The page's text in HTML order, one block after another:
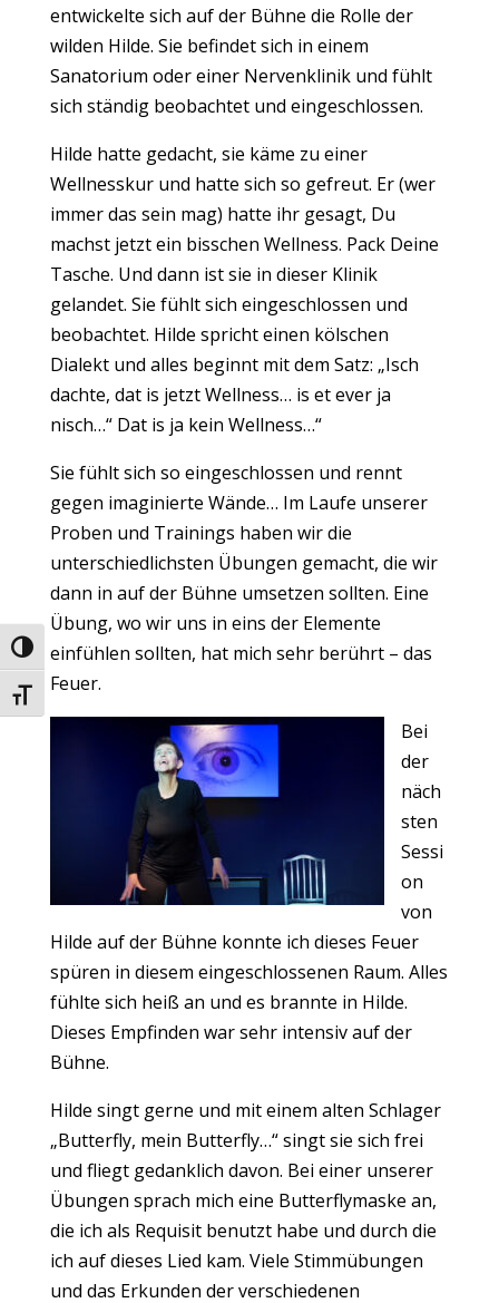
Umschalten auf hohe Kontraste
Schrift vergrößern
entwickelte sich auf der Bühne die Rolle der
wilden Hilde. Sie befindet sich in einem
Sanatorium oder einer Nervenklinik und fühlt
sich ständig beobachtet und eingeschlossen.
Hilde hatte gedacht, sie käme zu einer
Wellnesskur und hatte sich so gefreut. Er (wer
immer das sein mag) hatte ihr gesagt, Du
machst jetzt ein bisschen Wellness. Pack Deine
Tasche. Und dann ist sie in dieser Klinik
gelandet. Sie fühlt sich eingeschlossen und
beobachtet. Hilde spricht einen kölschen
Dialekt und alles beginnt mit dem Satz: „Isch
dachte, dat is jetzt Wellness… is et ever ja
nisch…“ Dat is ja kein Wellness…“
Sie fühlt sich so eingeschlossen und rennt
gegen imaginierte Wände… Im Laufe unserer
Proben und Trainings haben wir die
unterschiedlichsten Übungen gemacht, die wir
dann in auf der Bühne umsetzen sollten. Eine
Übung, wo wir uns in eins der Elemente
einfühlen sollten, hat mich sehr berührt – das
Feuer.
Bei
der
näch
sten
Sessi
on
von
Hilde auf der Bühne konnte ich dieses Feuer
spüren in diesem eingeschlossenen Raum. Alles
fühlte sich heiß an und es brannte in Hilde.
Dieses Empfinden war sehr intensiv auf der
Bühne.
Hilde singt gerne und mit einem alten Schlager
„Butterfly, mein Butterfly…“ singt sie sich frei
und fliegt gedanklich davon. Bei einer unserer
Übungen sprach mich eine Butterflymaske an,
die ich als Requisit benutzt habe und durch die
ich auf dieses Lied kam. Viele Stimmübungen
und das Erkunden der verschiedenen